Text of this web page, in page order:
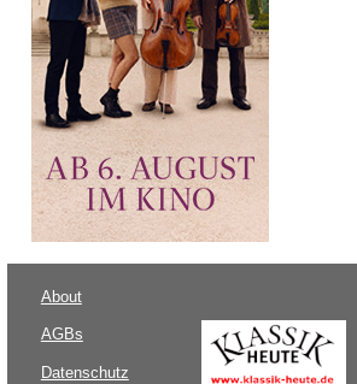
About
AGBs
Datenschutz